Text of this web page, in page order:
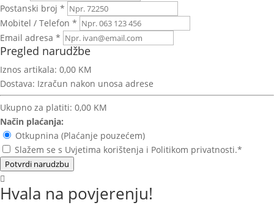
Postanski broj *
Mobitel / Telefon *
Email adresa *
Pregled narudžbe
Iznos artikala: 0,00 KM
Dostava: Izračun nakon unosa adrese
Ukupno za platiti: 0,00 KM
Način plaćanja:
Otkupnina (Plaćanje pouzećem)
Slažem se s Uvjetima korištenja i Politikom privatnosti.*
Potvrdi narudzbu
Hvala na povjerenju!